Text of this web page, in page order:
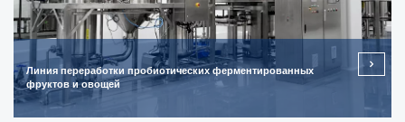
Линия переработки пробиотических ферментированных
фруктов и овощей